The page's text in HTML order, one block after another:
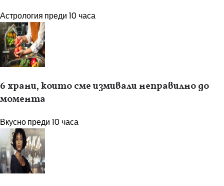
Астрология преди 10 часа
6 храни, които сме измивали неправилно до
момента
Вкуснопреди 10 часа